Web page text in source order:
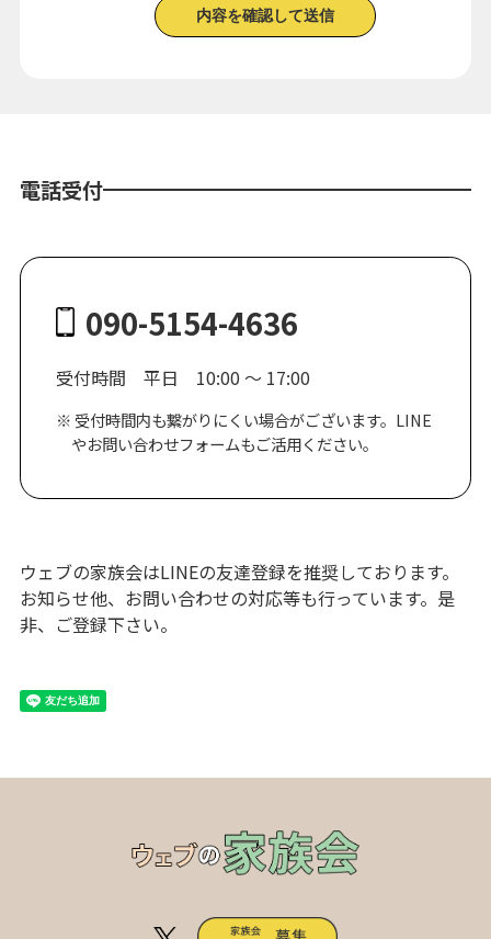
電話受付
090-5154-4636
受付時間 平日 10:00 ～ 17:00
受付時間内も繋がりにくい場合がございます。LINE
やお問い合わせフォームもご活用ください。
ウェブの家族会はLINEの友達登録を推奨しております。
お知らせ他、お問い合わせの対応等も行っています。是
非、ご登録下さい。